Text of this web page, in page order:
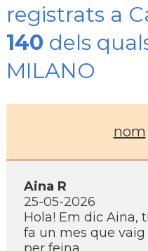
registrats a
140 dels
MILANO
nom
Aina R
25-05-2026
Hola! Em dic Aina,
fa un mes que